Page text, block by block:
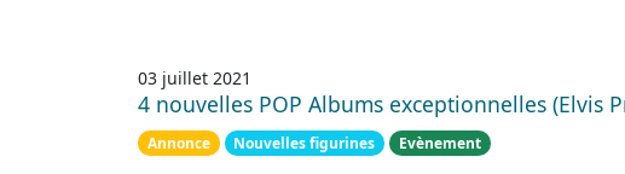
03 juillet 2021
4 nouvelles POP Albums exceptionnelles (Elvis
Annonce Nouvelles figurines Evènement